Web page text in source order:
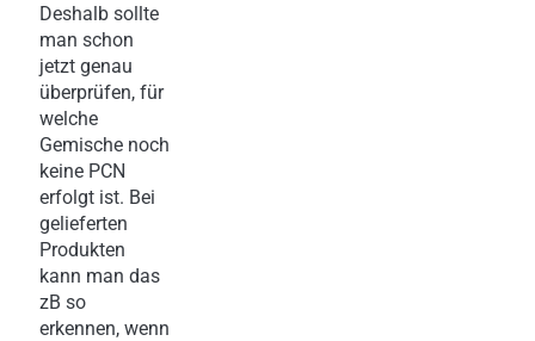
Deshalb sollte
man schon
jetzt genau
überprüfen, für
welche
Gemische noch
keine PCN
erfolgt ist. Bei
gelieferten
Produkten
kann man das
zB so
erkennen, wenn